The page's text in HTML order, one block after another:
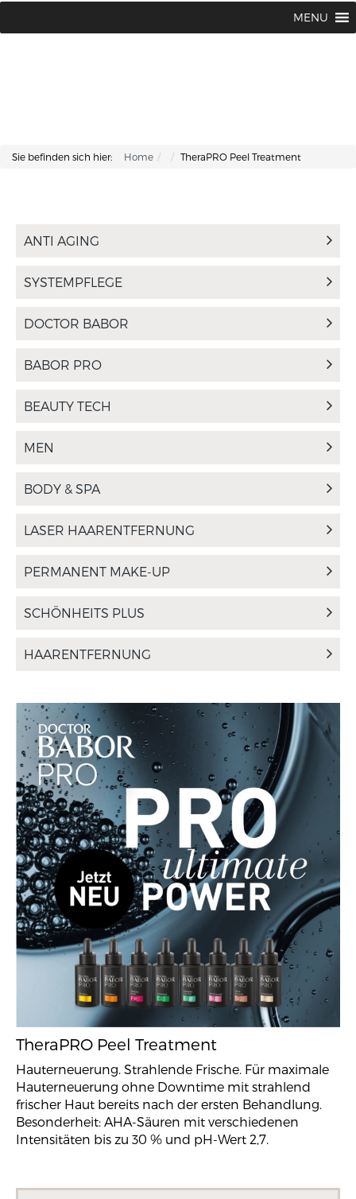
MENU
Sie befinden sich hier: Home TheraPRO Peel Treatment
ANTI AGING
SYSTEMPFLEGE
DOCTOR BABOR
BABOR PRO
BEAUTY TECH
MEN
BODY & SPA
LASER HAARENTFERNUNG
PERMANENT MAKE-UP
SCHÖNHEITS PLUS
HAARENTFERNUNG
TheraPRO Peel Treatment
Hauterneuerung. Strahlende Frische. Für maximale
Hauterneuerung ohne Downtime mit strahlend
frischer Haut bereits nach der ersten Behandlung.
Besonderheit: AHA-Säuren mit verschiedenen
Intensitäten bis zu 30 % und pH-Wert 2,7.